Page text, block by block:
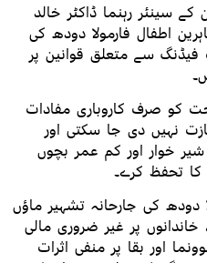
سینئر رہنما ڈاکٹر خالد
اطفال فارمولا دودھ کی
سے متعلق قوانین پر
کو صرف کاروباری مفادات
نہیں دی جا سکتی اور
خوار اور کم عمر بچوں
تحفظ کرے۔
کی جارحانہ تشہیر ماؤں
پر غیر ضروری مالی
اور بقا پر منفی اثرات